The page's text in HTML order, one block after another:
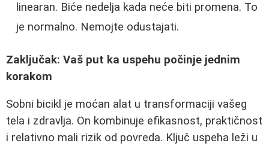
linearan. Biće nedelja kada neće biti promena. To
je normalno. Nemojte odustajati.
Zaključak: Vaš put ka uspehu počinje jednim
korakom
Sobni bicikl je moćan alat u transformaciji vašeg
tela i zdravlja. On kombinuje efikasnost, praktičnost
i relativno mali rizik od povreda. Ključ uspeha leži u